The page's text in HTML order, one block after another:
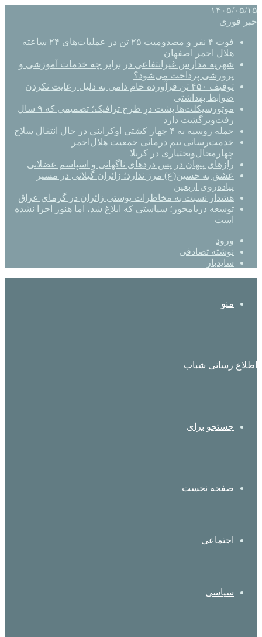
۱۴۰۵/۰۵/۱۵
خبر فوری
فوت ۴ نفر و مصدومیت ۲۵ تن در عملیات‌های ۲۴ ساعته
هلال احمر اصفهان
شهریه مدارس غیرانتفاعی در برابر چه خدمات آموزشی و
پرورشی پرداخت می‌شود؟
توقیف ۴۵۰ تن فرآورده خام دامی به دلیل رعایت نکردن
ضوابط بهداشتی
موتورسیکلت‌ها پشت درِ طرح ترافیک؛ تصمیمی که ۹ سال
رفت‌وبرگشت دارد
حمله روسیه به ۴ چهار کشتی اوکراینی در حال انتقال سلاح
خدمت‌رسانی تیم درمانی جمعیت هلال‌احمر
چهارمحال‌وبختیاری در کربلا
رازهای پنهان در پس دردهای ناگهانی و اسپاسم عضلانی
عشق به حسین(ع) مرز ندارد؛ زائران گیلانی در مسیر
پیاده‌روی اربعین
هشدار نسبت به مخاطرات پوستی زائران در گرمای عراق
توسعه دریامحور؛ سیاستی که ابلاغ شد، اما هنوز اجرا نشده
است
ورود
نوشته تصادفی
سایدبار
منو
اطلاع رسانی شباب
جستجو برای
صفحه نخست
اجتماعی
سیاسی